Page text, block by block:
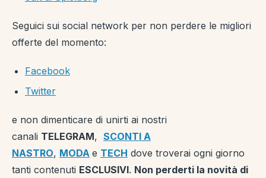
Seguici sui social network per non perdere le migliori
offerte del momento:
Facebook
Twitter
e non dimenticare di unirti ai nostri
canali TELEGRAM, SCONTI A
NASTRO, MODA e TECH dove troverai ogni giorno
tanti contenuti ESCLUSIVI. Non perderti la novità di